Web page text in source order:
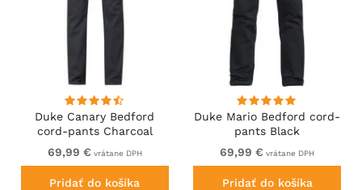
Duke Canary Bedford
cord-pants Charcoal
69,99 € vrátane DPH
Pridať do košíka
Duke Mario Bedford cord-
pants Black
69,99 € vrátane DPH
Pridať do košíka